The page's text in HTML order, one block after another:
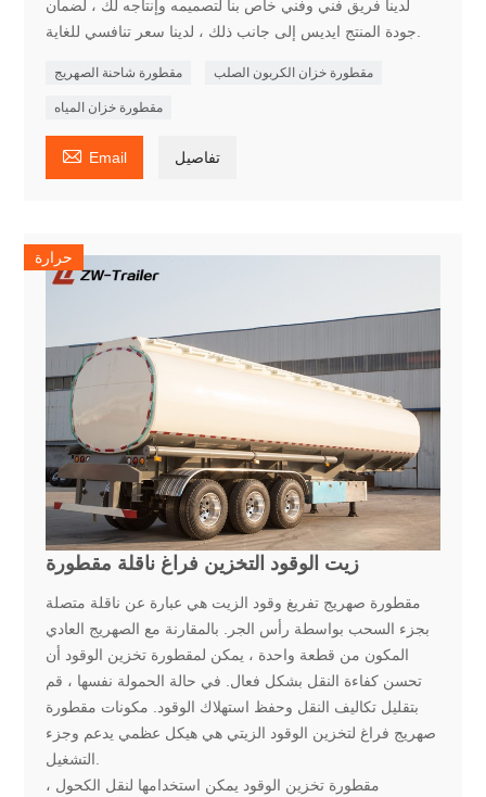
لدينا فريق فني وفني خاص بنا لتصميمه وإنتاجه لك ، لضمان
مقطورة شاحنة الصهريج مقطورة خزان الكربون الصلب
مقطورة خزان المياه
 Email تفاصيل
حرارة
زيت الوقود التخزين فراغ ناقلة مقطورة
مقطورة صهريج تفريغ وقود الزيت هي عبارة عن ناقلة متصلة
بجزء السحب بواسطة رأس الجر. بالمقارنة مع الصهريج العادي
المكون من قطعة واحدة ، يمكن لمقطورة تخزين الوقود أن
تحسن كفاءة النقل بشكل فعال. في حالة الحمولة نفسها ، قم
بتقليل تكاليف النقل وحفظ استهلاك الوقود. مكونات مقطورة
صهريج فراغ لتخزين الوقود الزيتي هي هيكل عظمي يدعم وجزء
التشغيل.
مقطورة تخزين الوقود يمكن استخدامها لنقل الكحول ،